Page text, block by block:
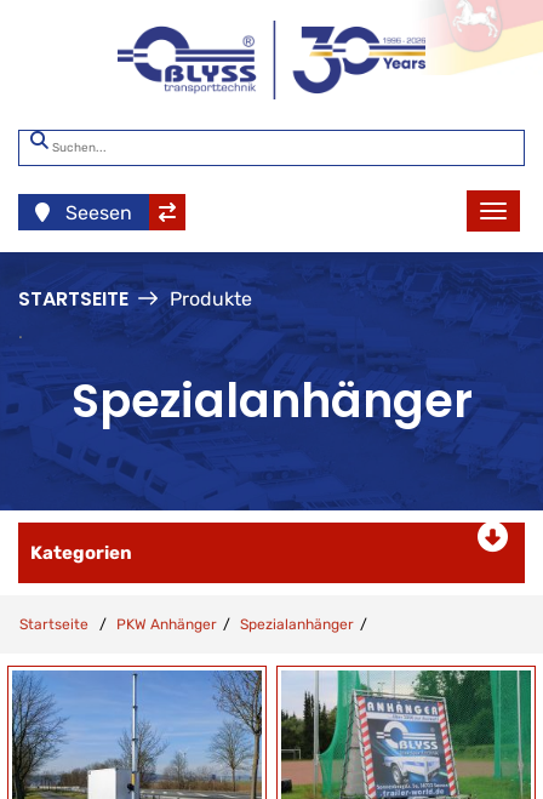
Seesen
STARTSEITE Produkte
.
Spezialanhänger
Kategorien
Startseite PKW Anhänger Spezialanhänger